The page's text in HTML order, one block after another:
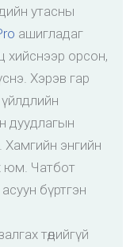
утасны
ашигладаг
хийснээр орсон,
Хэрэв гар
дуудлагын
Хамгийн энгийн
юм. Чатбот
бүртгэн
төдийгүй